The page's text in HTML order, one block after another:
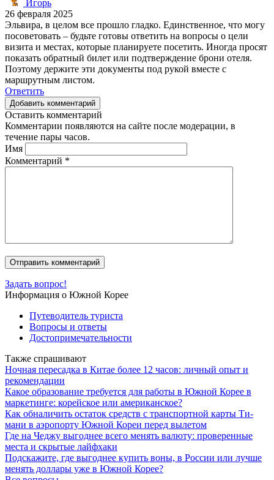
Игорь
26 февраля 2025
Эльвира, в целом все прошло гладко. Единственное, что могу
посоветовать – будьте готовы ответить на вопросы о цели
визита и местах, которые планируете посетить. Иногда просят
показать обратный билет или подтверждение брони отеля.
Поэтому держите эти документы под рукой вместе с
маршрутным листом.
Ответить
Добавить комментарий
Оставить комментарий
Комментарии появляются на сайте после модерации, в
течение пары часов.
Имя
Комментарий *
Задать вопрос!
Информация о Южной Корее
Путеводитель туриста
Вопросы и ответы
Достопримечательности
Также спрашивают
Ночная пересадка в Китае более 12 часов: личный опыт и
рекомендации
Какое образование требуется для работы в Южной Корее в
маркетинге: корейское или американское?
Как обналичить остаток средств с транспортной карты Ти-
мани в аэропорту Южной Кореи перед вылетом
Где на Чеджу выгоднее всего менять валюту: проверенные
места и скрытые лайфхаки
Подскажите, где выгоднее купить воны, в России или лучше
менять доллары уже в Южной Корее?